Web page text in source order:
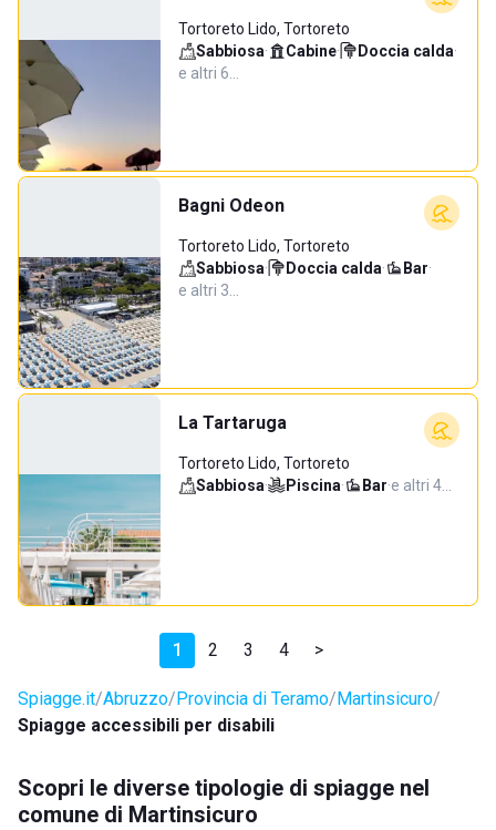
Tortoreto Lido, Tortoreto
Sabbiosa· Cabine· Doccia calda·
e altri 6…
Bagni Odeon
Tortoreto Lido, Tortoreto
Sabbiosa· Doccia calda· Bar·
e altri 3…
La Tartaruga
Tortoreto Lido, Tortoreto
Sabbiosa· Piscina· Bar·e altri 4…
1 2 3 4 >
Spiagge.it Abruzzo Provincia di Teramo Martinsicuro
Spiagge accessibili per disabili
Scopri le diverse tipologie di spiagge nel
comune di Martinsicuro